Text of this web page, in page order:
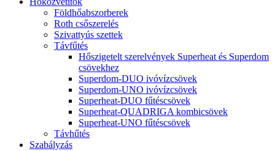
Földhőabszorberek
Roth csőszerelés
Szivattyús szettek
Távfűtés
Hőszigetelt szerelvények Superheat és Superdom
csövekhez
Superdom-DUO ivóvízcsövek
Superdom-UNO ivóvízcsövek
Superheat-DUO fűtéscsövek
Superheat-QUADRIGA kombicsövek
Superheat-UNO fűtéscsövek
Távhűtés
Szabályzás